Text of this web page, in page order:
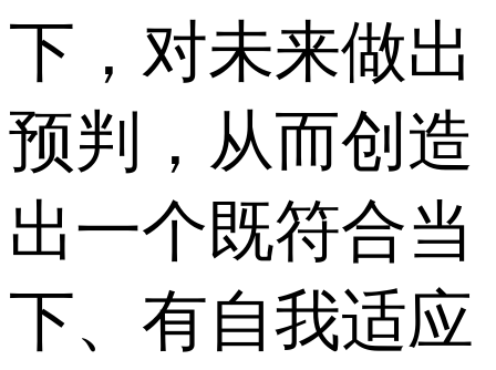
下，对未来做出
预判，从而创造
出一个既符合当
下、有自我适应